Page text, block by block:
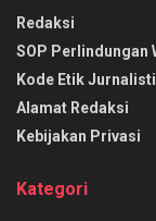
Redaksi
SOP Perlindungan
Kode Etik
Alamat Redaksi
Kebijakan Privasi
Kategori